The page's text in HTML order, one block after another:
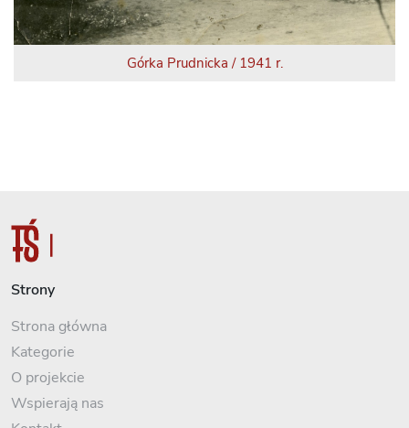
Górka Prudnicka / 1941 r.
Strony
Strona główna
Kategorie
O projekcie
Wspierają nas